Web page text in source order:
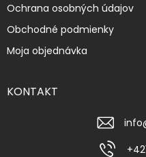
Ochrana osobných údajov
Obchodné podmienky
Moja objednávka
KONTAKT
info